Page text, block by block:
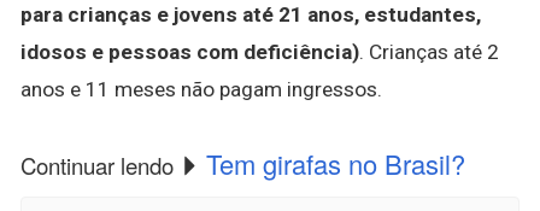
para crianças e jovens até 21 anos, estudantes,
idosos e pessoas com deficiência). Crianças até 2
anos e 11 meses não pagam ingressos.
Continuar lendo Tem girafas no Brasil?